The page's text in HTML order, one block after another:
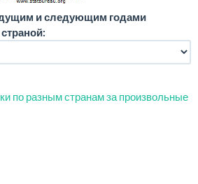
и следующим годами
по разным странам за произвольные